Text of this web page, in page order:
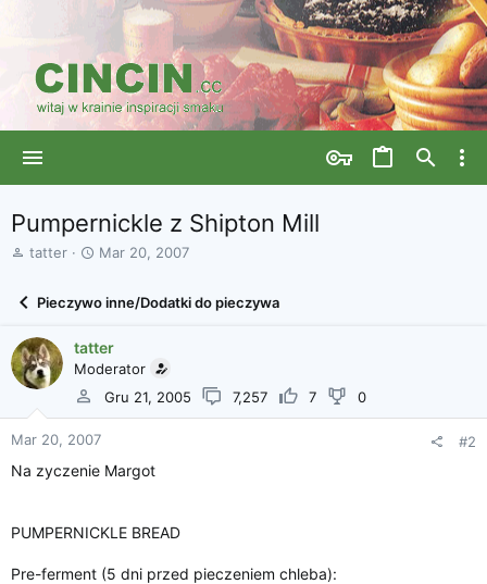
Pumpernickle z Shipton Mill
A
w
ą
t
tatter
D
a
o
z
z
ę
a
Mar 20, 2007
Pieczywo inne/Dodatki do pieczywa
tatter
Moderator
Gru 21, 2005
7,257 7 0
Mar 20, 2007 #2
Na zyczenie Margot
PUMPERNICKLE BREAD
Pre-ferment (5 dni przed pieczeniem chleba):